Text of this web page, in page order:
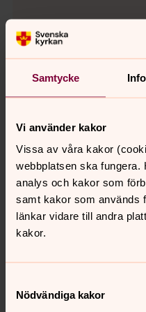
Samtycke
Vi använder kakor
Vissa av våra kakor
webbplatsen ska
analys och kakor som
samt kakor som används
länkar vidare till andra
kakor.
Nödvändiga kakor
Gunilla Werner